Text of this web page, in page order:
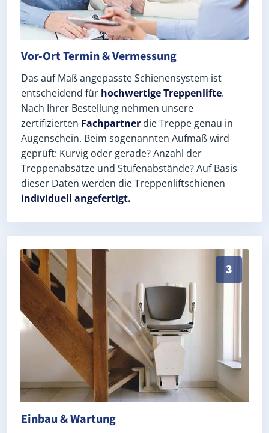
Vor-Ort Termin & Vermessung
Das auf Maß angepasste Schienensystem ist
entscheidend für hochwertige Treppenlifte.
Nach Ihrer Bestellung nehmen unsere
zertifizierten Fachpartner die Treppe genau in
Augenschein. Beim sogenannten Aufmaß wird
geprüft: Kurvig oder gerade? Anzahl der
Treppenabsätze und Stufenabstände? Auf Basis
dieser Daten werden die Treppenliftschienen
individuell angefertigt.
3
Schneller, sauberer Einbau durch zertifizierte
Einbau & Wartung